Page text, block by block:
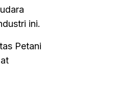
ini.
Petani